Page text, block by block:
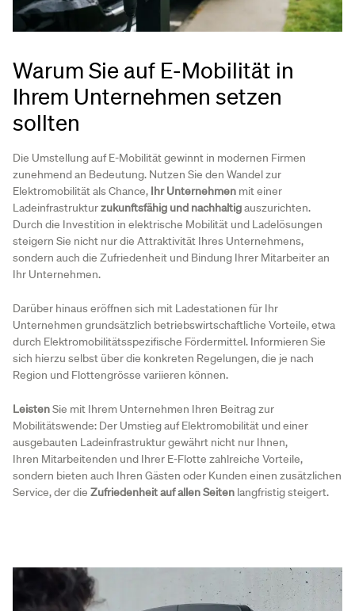
Warum Sie auf E-Mobilität in
Ihrem Unternehmen setzen
sollten
Die Umstellung auf E-Mobilität gewinnt in modernen Firmen
zunehmend an Bedeutung. Nutzen Sie den Wandel zur
Elektromobilität als Chance, Ihr Unternehmen mit einer
Ladeinfrastrukturzukunftsfähig und nachhaltigauszurichten.
Durch die Investition in elektrische Mobilität und Ladelösungen
steigern Sie nicht nur die Attraktivität Ihres Unternehmens,
sondern auch die Zufriedenheit und Bindung Ihrer Mitarbeiter an
Ihr Unternehmen.
Darüber hinaus eröffnen sich mit Ladestationen für Ihr
Unternehmen grundsätzlich betriebswirtschaftliche Vorteile, etwa
durch Elektromobilitätsspezifische Fördermittel. Informieren Sie
sich hierzu selbst über die konkreten Regelungen, die je nach
Region und Flottengrösse variieren können.
LeistenSie mit Ihrem Unternehmen Ihren Beitrag zur
Mobilitätswende: Der Umstieg auf Elektromobilität und einer
ausgebauten Ladeinfrastruktur gewährt nicht nur Ihnen,
Ihren Mitarbeitenden und Ihrer E-Flotte zahlreiche Vorteile,
sondern bieten auch Ihren Gästen oder Kunden einen zusätzlichen
Service, der die Zufriedenheit auf allen Seiten langfristig steigert.